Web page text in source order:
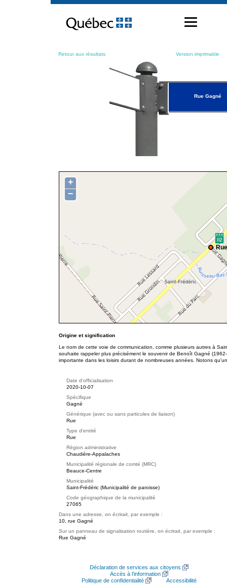
contenu
Retour aux résultats Version imprimable
Rue Gagné
+
−
Origine et signification
Le nom de cette voie de communication, comme plusieurs autres à
souhaite rappeler plus précisément le souvenir de Benoît Gagné
importante dans les loisirs durant de nombreuses années. Notons
Date d'officialisation
2020-10-07
Spécifique
Gagné
Générique (avec ou sans particules de liaison)
Rue
Type d'entité
Rue
Région administrative
Chaudière-Appalaches
Municipalité régionale de comté (MRC)
Beauce-Centre
Municipalité
Saint-Frédéric (Municipalité de paroisse)
Code géographique de la municipalité
27065
Dans une adresse, on écrirait, par exemple :
10, rue Gagné
Sur un panneau de signalisation routière, on écrirait, par exemple :
Rue Gagné
Déclaration de services aux citoyens
Accès à l’information
Politique de confidentialité
Accessibilité